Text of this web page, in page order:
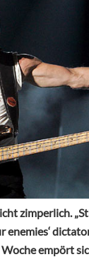
zimperlich.
enemies‘
empört